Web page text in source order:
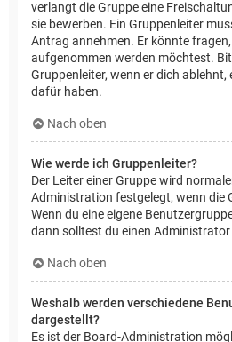
verlangt die Gruppe eine
sie bewerben. Ein Gruppenleiter
Antrag annehmen. Er könnte
aufgenommen werden möchtest.
Gruppenleiter, wenn er dich ablehnt,
dafür haben.
Nach oben
Wie werde ich Gruppenleiter?
Der Leiter einer Gruppe wird
Administration festgelegt, wenn die
Wenn du eine eigene
dann solltest du einen
Nach oben
Weshalb werden verschiedene
dargestellt?
Es ist der Board-Administration